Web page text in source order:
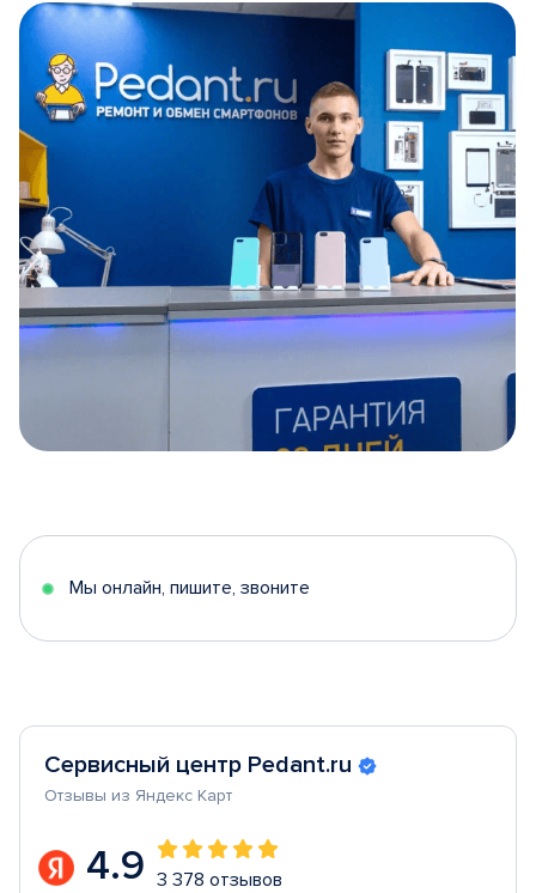
5
Мы онлайн, пишите, звоните
Сервисный центр Pedant.ru
Отзывы из Яндекс Карт
4.9 3 378 отзывов